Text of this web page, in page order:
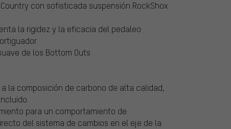
con sofisticada suspensión RockShox
la rigidez y la eficacia del pedaleo
de los Bottom Outs
la composición de carbono de alta calidad,
para un comportamiento de
del sistema de cambios en el eje de la